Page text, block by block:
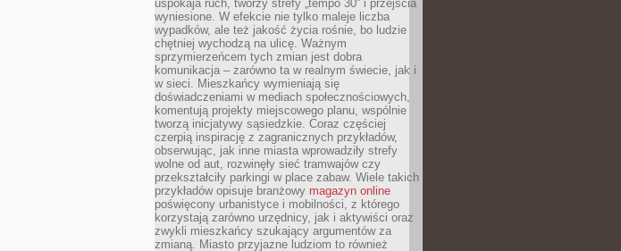
uspokaja ruch, tworzy strefy „tempo 30” i przejścia
wyniesione. W efekcie nie tylko maleje liczba
wypadków, ale też jakość życia rośnie, bo ludzie
chętniej wychodzą na ulicę. Ważnym
sprzymierzeńcem tych zmian jest dobra
komunikacja – zarówno ta w realnym świecie, jak i
w sieci. Mieszkańcy wymieniają się
doświadczeniami w mediach społecznościowych,
komentują projekty miejscowego planu, wspólnie
tworzą inicjatywy sąsiedzkie. Coraz częściej
czerpią inspirację z zagranicznych przykładów,
obserwując, jak inne miasta wprowadziły strefy
wolne od aut, rozwinęły sieć tramwajów czy
przekształciły parkingi w place zabaw. Wiele takich
przykładów opisuje branżowy magazyn online
poświęcony urbanistyce i mobilności, z którego
korzystają zarówno urzędnicy, jak i aktywiści oraz
zwykli mieszkańcy szukający argumentów za
zmianą. Miasto przyjazne ludziom to również